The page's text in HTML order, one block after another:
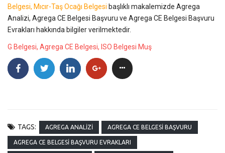
Belgesi, Mıcır-Taş Ocağı Belgesi başlıklı makalemizde Agrega
Analizi, Agrega CE Belgesi Başvuru ve Agrega CE Belgesi Başvuru
Evrakları hakkında bilgiler verilmektedir.
G Belgesi, Agrega CE Belgesi, ISO Belgesi Muş
TAGS: AGREGA ANALIZI AGREGA CE BELGESI BAŞVURU
AGREGA CE BELGESI BAŞVURU EVRAKLARI